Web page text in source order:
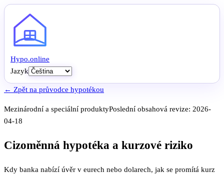
Hypo.online
Jazyk
← Zpět na průvodce hypotékou
Mezinárodní a speciální produktyPoslední obsahová revize: 2026-
04-18
Cizoměnná hypotéka a kurzové riziko
Kdy banka nabízí úvěr v eurech nebo dolarech, jak se promítá kurz